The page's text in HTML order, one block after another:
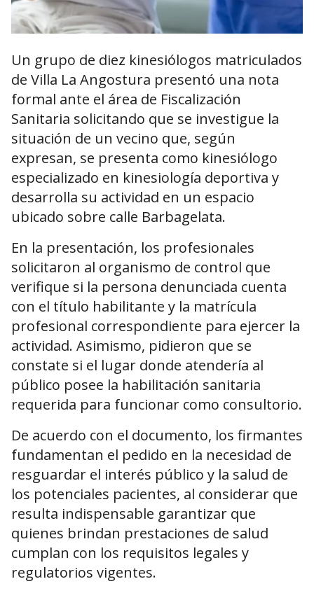
Un grupo de diez kinesiólogos matriculados
de Villa La Angostura presentó una nota
formal ante el área de Fiscalización
Sanitaria solicitando que se investigue la
situación de un vecino que, según
expresan, se presenta como kinesiólogo
especializado en kinesiología deportiva y
desarrolla su actividad en un espacio
ubicado sobre calle Barbagelata.
En la presentación, los profesionales
solicitaron al organismo de control que
verifique si la persona denunciada cuenta
con el título habilitante y la matrícula
profesional correspondiente para ejercer la
actividad. Asimismo, pidieron que se
constate si el lugar donde atendería al
público posee la habilitación sanitaria
requerida para funcionar como consultorio.
De acuerdo con el documento, los firmantes
fundamentan el pedido en la necesidad de
resguardar el interés público y la salud de
los potenciales pacientes, al considerar que
resulta indispensable garantizar que
quienes brindan prestaciones de salud
cumplan con los requisitos legales y
regulatorios vigentes.